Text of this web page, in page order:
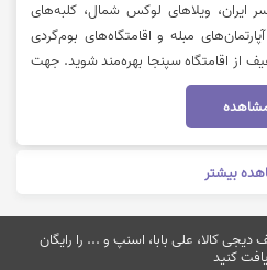
ایران، ویلاهای لوکس شمال، کلبه‌های
مبله و اقامتگاه‌های بوم‌گردی
تا ۲۰ درصد تخفیف از اقامتگاه سپنجا بهره‌مند شوید. جهت
«خرید کنید» کلیک نمایید.
بیشتر
کالا، علی بابا، اسنپ و ... را رایگان
کنید